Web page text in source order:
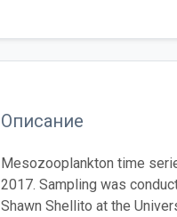
Описание
Mesozooplankton time
2017. Sampling was
Shawn Shellito at the